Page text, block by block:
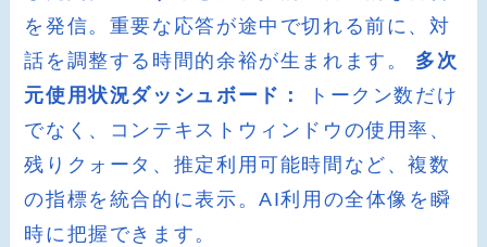
を発信。重要な応答が途中で切れる前に、対
話を調整する時間的余裕が生まれます。 多次
元使用状況ダッシュボード：
トークン数だけ
でなく、コンテキストウィンドウの使用率、
残りクォータ、推定利用可能時間など、複数
の指標を統合的に表示。AI利用の全体像を瞬
時に把握できます。